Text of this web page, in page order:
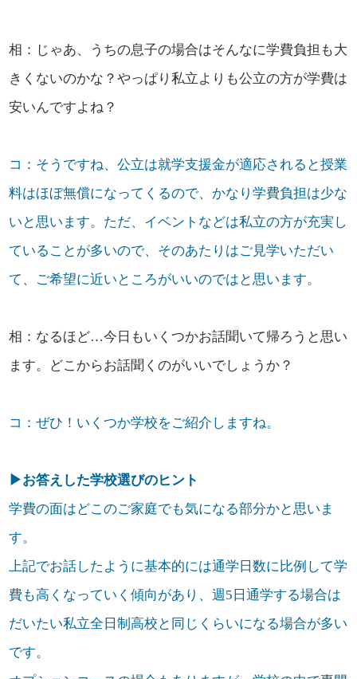
相：じゃあ、うちの息子の場合はそんなに学費負担も大
きくないのかな？やっぱり私立よりも公立の方が学費は
安いんですよね？
コ：そうですね、公立は就学支援金が適応されると授業
料はほぼ無償になってくるので、かなり学費負担は少な
いと思います。ただ、イベントなどは私立の方が充実し
ていることが多いので、そのあたりはご見学いただい
て、ご希望に近いところがいいのではと思います。
相：なるほど…今日もいくつかお話聞いて帰ろうと思い
ます。どこからお話聞くのがいいでしょうか？
コ：ぜひ！いくつか学校をご紹介しますね。
▶お答えした学校選びのヒント
学費の面はどこのご家庭でも気になる部分かと思いま
す。
上記でお話したように基本的には通学日数に比例して学
費も高くなっていく傾向があり、週5日通学する場合は
だいたい私立全日制高校と同じくらいになる場合が多い
です。